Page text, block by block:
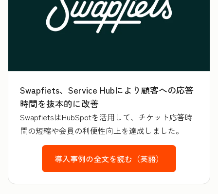
Swapfiets、Service Hubにより顧客への応答
時間を抜本的に改善
SwapfietsはHubSpotを活用して、チケット応答時
間の短縮や会員の利便性向上を達成しました。
導入事例の全文を読む（英語）